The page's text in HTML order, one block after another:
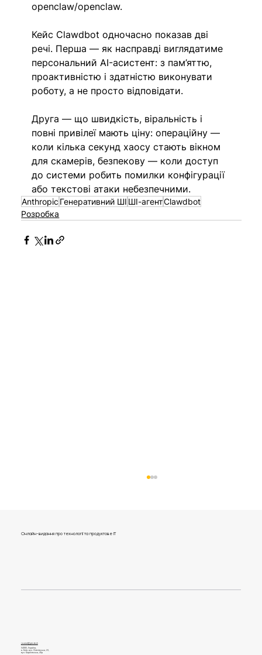
openclaw/openclaw.
Кейс Clawdbot одночасно показав дві
речі. Перша — як насправді виглядатиме
персональний AI-асистент: з пам’яттю,
проактивністю і здатністю виконувати
роботу, а не просто відповідати.
Друга — що швидкість, віральність і
повні привілеї мають ціну: операційну —
коли кілька секунд хаосу стають вікном
для скамерів, безпекову — коли доступ
до системи робить помилки конфігурації
або текстові атаки небезпечними.
Anthropic Генеративний ШІ ШІ-агентClawdbot
Розробка
Онлайн-видання про технології та продуктове IT
journal@gen.tech
04080, Україна,
м. Київ, вул. Оленівська, 23,​
вул. Кирилівська, 40р